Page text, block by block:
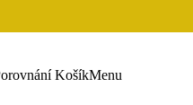
KošíkMenu